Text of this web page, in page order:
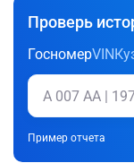
Проверь
ГосномерVIN
Пример отчета